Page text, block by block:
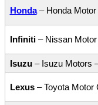
Honda– Honda Motor
Infiniti– Nissan Motor
Isuzu– Isuzu Motors
Lexus– Toyota Motor